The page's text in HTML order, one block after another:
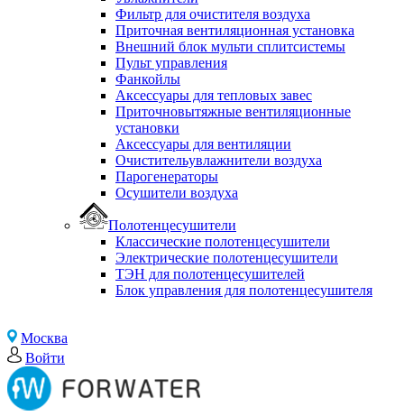
Фильтр для очистителя воздуха
Приточная вентиляционная установка
Внешний блок мульти сплитсистемы
Пульт управления
Фанкойлы
Аксессуары для тепловых завес
Приточновытяжные вентиляционные
установки
Аксессуары для вентиляции
Очистительувлажнители воздуха
Парогенераторы
Осушители воздуха
Полотенцесушители
Классические полотенцесушители
Электрические полотенцесушители
ТЭН для полотенцесушителей
Блок управления для полотенцесушителя
Москва
Войти